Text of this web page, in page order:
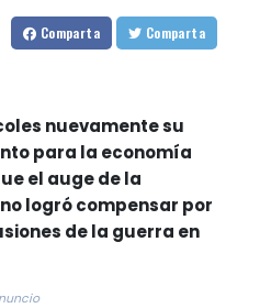
Comparta Comparta
nuevamente su
para la economía
el auge de la
logró compensar por
de la guerra en